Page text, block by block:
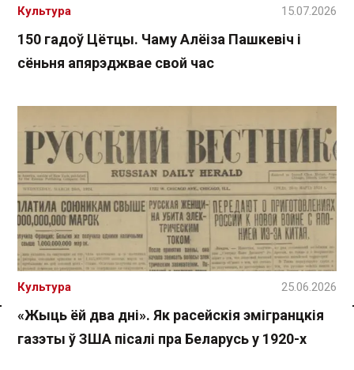
Спасылка без VPN
150 гадоў Цётцы. Чаму Алёіза Пашкевіч і
сёньня апярэджвае свой час
Культура 15.07.2026
«Жыць ёй два дні». Як расейскія эмігранцкія
газэты ў ЗША пісалі пра Беларусь у 1920-х
Культура 25.06.2026